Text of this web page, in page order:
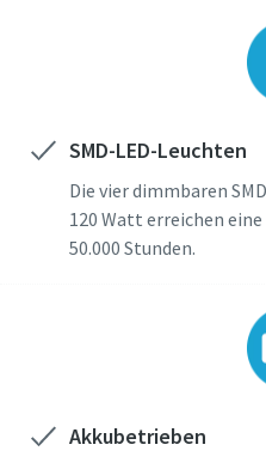
SMD-LED-Leuchten
Die vier dimmbaren
120 Watt erreichen
50.000 Stunden.
Akkubetrieben